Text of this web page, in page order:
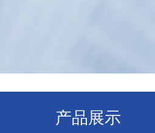
产品展示